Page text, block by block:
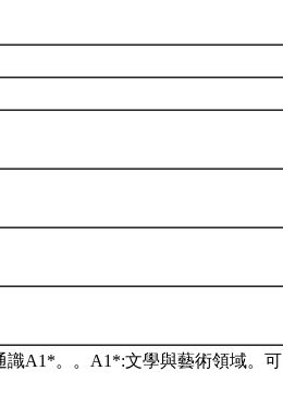
識A1*。。A1*:文學與藝術領域。可